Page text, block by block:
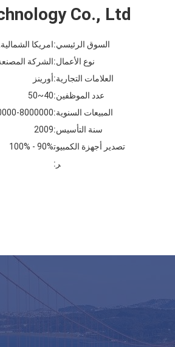
Co., Ltd.
السوق الرئيسي:امريكا
نوع الأعمال:الشركة
العلامات التجارية:أورينز
عدد الموظفين:40~50
المبيعات السنوية:8000000
سنة التأسيس:2009
تصدير أجهزة الكمبيوت
ر:
90% - 100%